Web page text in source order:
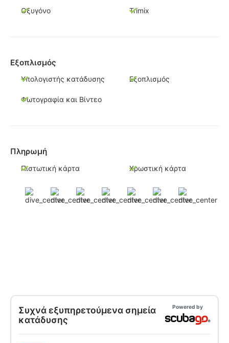
Οξυγόνο Trimix
Εξοπλισμός
Υπολογιστής κατάδυσης Εξοπλισμός
Φωτογραφία και Βίντεο
Πληρωμή
Πιστωτική κάρτα Χρωστική κάρτα
Συχνά εξυπηρετούμενα σημεία
κατάδυσης
Powered by